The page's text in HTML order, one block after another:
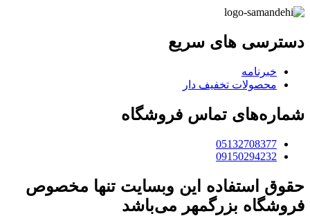
دسترسی های سریع
خبرنامه
محصولات تخفیف دار
شماره‌های تماس فروشگاه
05132708377
09150294232
حقوق استفاده این وبسایت تنها مخصوص
فروشگاه بزرگمهر می‌باشد